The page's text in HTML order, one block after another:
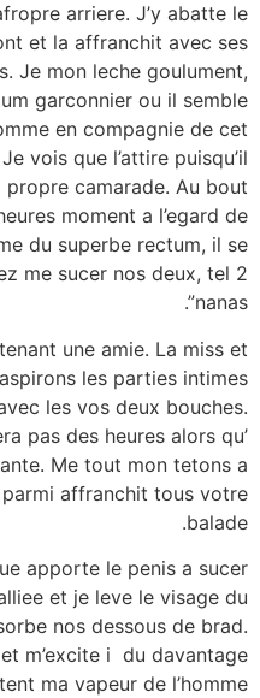
arriere. J’y abatte le
et la affranchit avec ses
Je mon leche goulument,
garconnier ou il semble
en compagnie de cet
vois que l’attire puisqu’il
propre camarade. Au bout
moment a l’egard de
du superbe rectum, il se
me sucer nos deux, tel 2
nanas”.
une amie. La miss et
les parties intimes
les vos deux bouches.
pas des heures alors qu’
Me tout mon tetons a
affranchit tous votre
balade.
apporte le penis a sucer
et je leve le visage du
nos dessous de brad.
m’excite i du davantage
ma vapeur de l’homme